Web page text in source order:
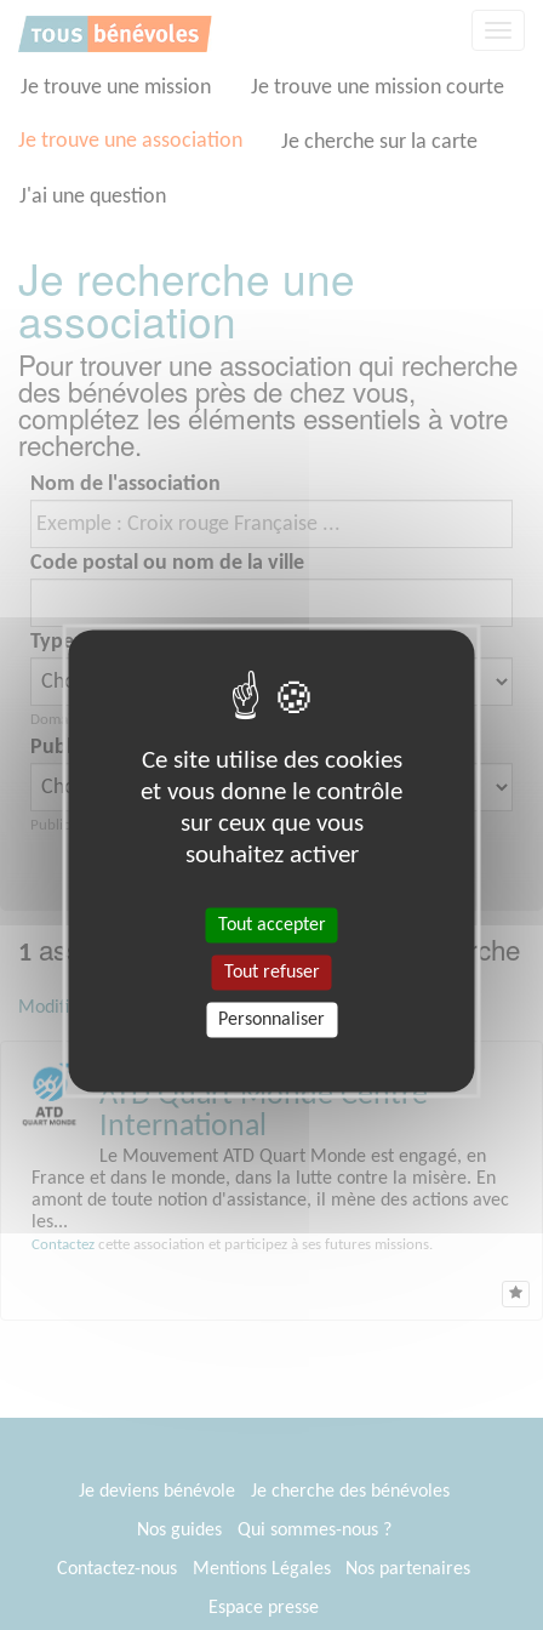
Je trouve une mission Je trouve une mission courte
Je trouve une association Je cherche sur la carte
J'ai une question
Je recherche une
association
Pour trouver une association qui recherche
des bénévoles près de chez vous,
complétez les éléments essentiels à votre
recherche.
Nom de l'association
Code postal ou nom de la ville
Type d'activités
Domaine d'activité de l'association
Public
Public aidé par l'association
1 association correspond à votre recherche
Modifier ma recherche
ATD Quart Monde Centre
International
Le Mouvement ATD Quart Monde est engagé, en
France et dans le monde, dans la lutte contre la misère. En
amont de toute notion d'assistance, il mène des actions avec
les...
Contactez cette association et participez à ses futures missions.
Je deviens bénévole
Je cherche des bénévoles
Nos guides
Qui sommes-nous ?
Contactez-nous
Mentions Légales
Nos partenaires
Espace presse
Panneau de gestion des cookies
Ce site utilise des cookies
et vous donne le contrôle
sur ceux que vous
souhaitez activer
Tout accepter
Tout refuser
Personnaliser